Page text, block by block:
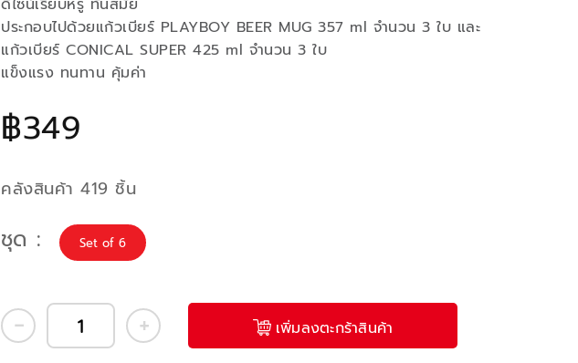
฿349
คลังสินค้า 419 ชิ้น
ดีไซน์เรียบหรู ทันสมัย
ประกอบไปด้วยแก้วเบียร์ PLAYBOY BEER MUG 357 ml จำนวน 3 ใบ และ
แก้วเบียร์ CONICAL SUPER 425 ml จำนวน 3 ใบ
แข็งแรง ทนทาน คุ้มค่า
ชุด Set of 6
เพิ่มลงตะกร้าสินค้า